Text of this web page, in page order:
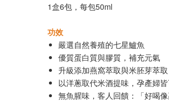
1盒6包，每包50ml
功效
嚴選自然養殖的七星鱸魚
優質蛋白質與膠質，補充元氣
升級添加燕窩萃取與米胚芽萃
以洋蔥取代米酒提味，孕產婦
無魚腥味，客人回饋：「好喝